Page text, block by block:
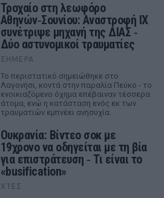
Τροχαίο στη λεωφόρο
Αθηνών‑Σουνίου: Αναστροφή ΙΧ
συνέτριψε μηχανή της ΔΙΑΣ ‑
Δύο αστυνομικοί τραυματίες
ΣΉΜΕΡΑ
Το περιστατικό σημειώθηκε στο
Λαγονήσι, κοντά στην παραλία Πεύκο - το
ενοικιαζόμενο όχημα επέβαιναν τέσσερα
άτομα, ενώ η κατάσταση ενός εκ των
τραυματιών εμπνέει ανησυχία.
Ουκρανία: Βίντεο σοκ με
19χρονο να οδηγείται με τη βία
για επιστράτευση ‑ Τι είναι το
«busification»
ΧΤΕΣ